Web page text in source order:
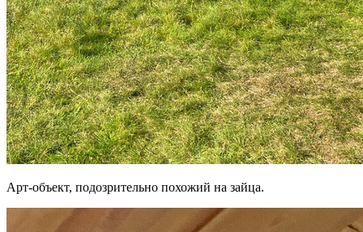
Арт-объект, подозрительно похожий на зайца.